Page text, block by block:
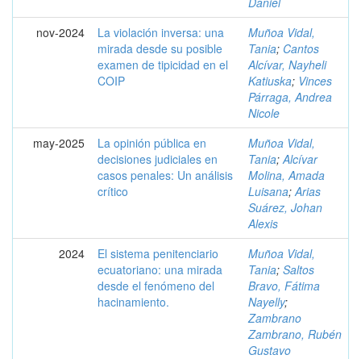
nov-2024
La violación inversa: una
mirada desde su posible
examen de tipicidad en el
COIP
Muñoa Vidal,
Tania; Cantos
Alcívar, Nayheli
Katiuska; Vinces
Párraga, Andrea
Nicole
may-2025
La opinión pública en
decisiones judiciales en
casos penales: Un análisis
crítico
Muñoa Vidal,
Tania;Alcívar
Molina, Amada
Luisana;Arias
Suárez, Johan
Alexis
2024
El sistema penitenciario
ecuatoriano: una mirada
desde el fenómeno del
hacinamiento.
Muñoa Vidal,
Tania; Saltos
Bravo, Fátima
Nayelly;
Zambrano
Zambrano, Rubén
Gustavo